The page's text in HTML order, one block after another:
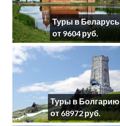
Туры в Беларусь
от 9604 руб.
Туры в Болгарию
от 68972 руб.